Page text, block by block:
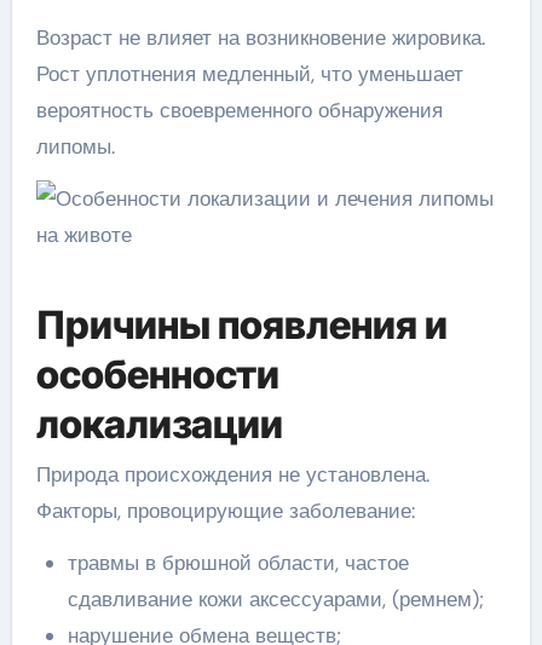
Возраст не влияет на возникновение жировика.
Рост уплотнения медленный, что уменьшает
вероятность своевременного обнаружения
липомы.
Причины появления и
особенности
локализации
Природа происхождения не установлена.
Факторы, провоцирующие заболевание:
травмы в брюшной области, частое
сдавливание кожи аксессуарами, (ремнем);
нарушение обмена веществ;